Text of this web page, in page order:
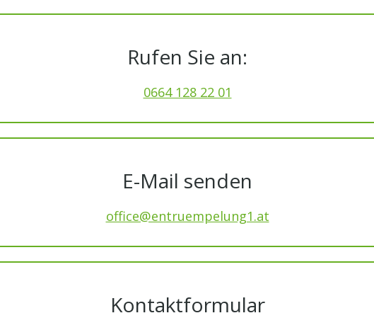
Rufen Sie an:
0664 128 22 01
E-Mail senden
office@entruempelung1.at
Kontaktformular